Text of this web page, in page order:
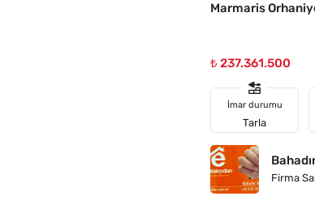
Marmaris
₺ 237.361.500
İmar durumu
Tarla
Firma